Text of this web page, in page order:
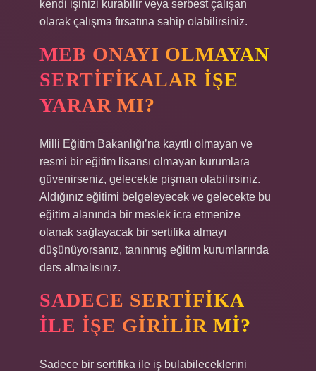
kendi işinizi kurabilir veya serbest çalışan
olarak çalışma fırsatına sahip olabilirsiniz.
MEB ONAYI OLMAYAN
SERTIFIKALAR IŞE
YARAR MI?
Milli Eğitim Bakanlığı’na kayıtlı olmayan ve
resmi bir eğitim lisansı olmayan kurumlara
güvenirseniz, gelecekte pişman olabilirsiniz.
Aldığınız eğitimi belgeleyecek ve gelecekte bu
eğitim alanında bir meslek icra etmenize
olanak sağlayacak bir sertifika almayı
düşünüyorsanız, tanınmış eğitim kurumlarında
ders almalısınız.
SADECE SERTIFIKA
ILE IŞE GIRILIR MI?
Sadece bir sertifika ile iş bulabileceklerini